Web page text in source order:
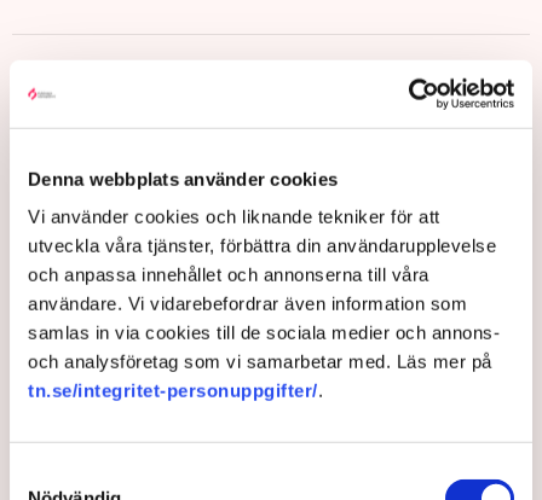
Denna webbplats använder cookies
Vi använder cookies och liknande tekniker för att
utveckla våra tjänster, förbättra din användarupplevelse
och anpassa innehållet och annonserna till våra
användare. Vi vidarebefordrar även information som
samlas in via cookies till de sociala medier och annons-
och analysföretag som vi samarbetar med. Läs mer på
tn.se/integritet-personuppgifter/.
Massiva satsningar krävs för
lyckad elektrifiering